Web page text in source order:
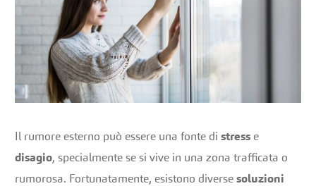
Il rumore esterno può essere una fonte distress e
disagio, specialmente se si vive in una zona trafficata o
rumorosa. Fortunatamente, esistono diversesoluzioni